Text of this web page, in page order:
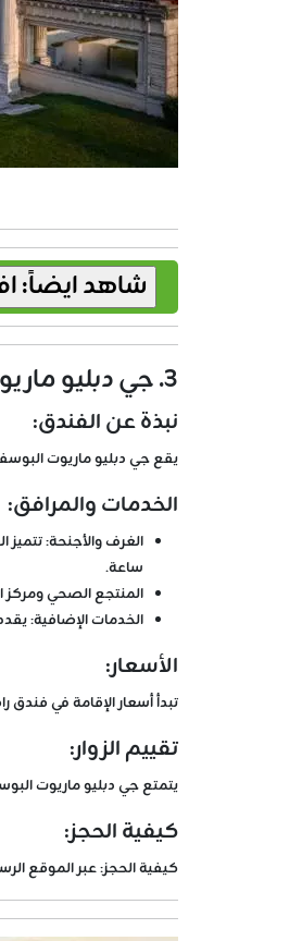
3. جي دبليو ماريوت البوسفور ( فنادق بشكتاش خمس نجوم )
نبذة عن الفندق:
يقعجي دبليو ماريوت
الخدمات والمرافق:
الغرف والأجنحة:
ساعة.
المنتجع الصحي ومركز
الخدمات الإضافية:
الأسعار:
تبدأ أسعار الإقامة في فندق رافلز إسطنبول من 270 دولارًا لليلة الواحدة، وقد تصل إلى 1000
تقييم الزوار:
يتمتعجي دبليو ماريوت
كيفية الحجز:
كيفية الحجز:عبر الموقع